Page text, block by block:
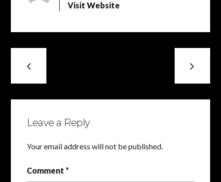
Visit Website
Leave a Reply
Your email address will not be published.
Comment *